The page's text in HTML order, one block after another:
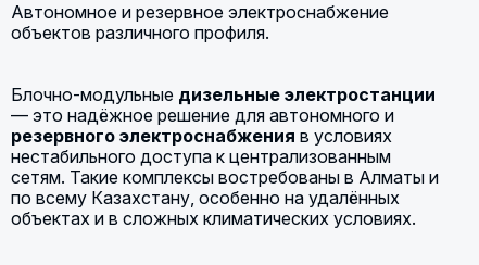
Автономное и резервное электроснабжение
объектов различного профиля.
Блочно-модульные дизельные электростанции
— это надёжное решение для автономного и
резервного электроснабжения в условиях
нестабильного доступа к централизованным
сетям. Такие комплексы востребованы в Алматы и
по всему Казахстану, особенно на удалённых
объектах и в сложных климатических условиях.